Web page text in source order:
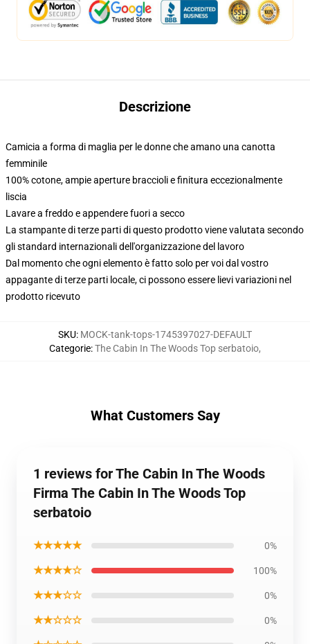
Descrizione
Camicia a forma di maglia per le donne che amano una canotta
femminile
100% cotone, ampie aperture braccioli e finitura eccezionalmente
liscia
Lavare a freddo e appendere fuori a secco
La stampante di terze parti di questo prodotto viene valutata secondo
gli standard internazionali dell'organizzazione del lavoro
Dal momento che ogni elemento è fatto solo per voi dal vostro
appagante di terze parti locale, ci possono essere lievi variazioni nel
prodotto ricevuto
SKU: MOCK-tank-tops-1745397027-DEFAULT
Categorie:The Cabin In The Woods Top serbatoio,
What Customers Say
1 reviews for The Cabin In The Woods
Firma The Cabin In The Woods Top
serbatoio
★★★★★ 0%
★★★★☆ 100%
★★★☆☆ 0%
★★☆☆☆ 0%